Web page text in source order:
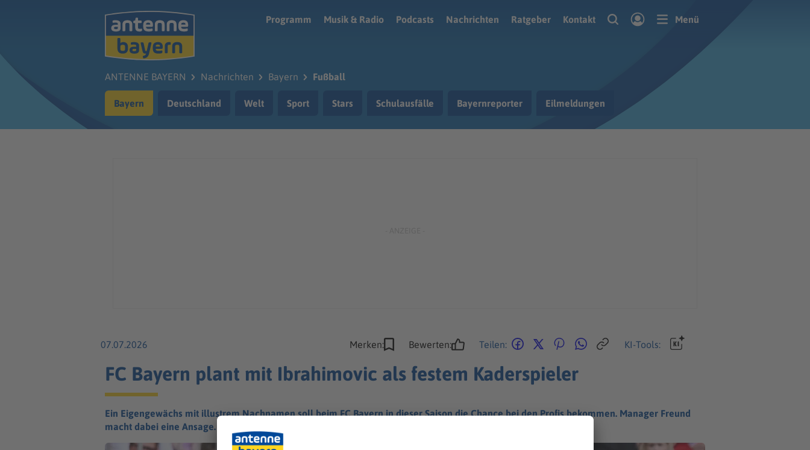
Programm
Musik & Radio Podcasts Nachrichten Ratgeber Kontakt Menü
ANTENNE BAYERN Nachrichten Bayern Fußball
Bayern Deutschland Welt Sport Stars Schulausfälle Bayernreporter Eilmeldungen
07.07.2026 Merken: Bewerten: Teilen: KI-Tools:
FC Bayern plant mit Ibrahimovic als festem Kaderspieler
Ein Eigengewächs mit illustrem Nachnamen soll beim FC Bayern in dieser Saison die Chance bei den Profis bekommen. Manager Freund
macht dabei eine Ansage.